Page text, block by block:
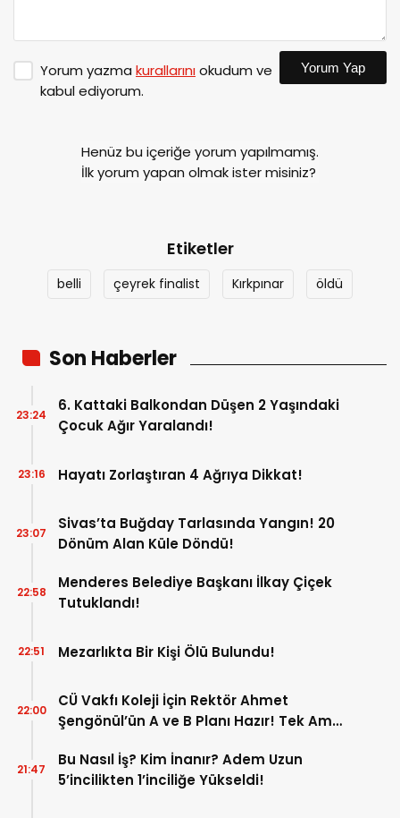
Yorum yazma kurallarınıokudum ve
kabul ediyorum.
Yorum Yap
Henüz bu içeriğe yorum yapılmamış.
İlk yorum yapan olmak ister misiniz?
Etiketler
belli çeyrek finalist Kırkpınar öldü
Son Haberler
6. Kattaki Balkondan Düşen 2 Yaşındaki
Çocuk Ağır Yaralandı!
23:24
Hayatı Zorlaştıran 4 Ağrıya Dikkat!
23:16
Sivas’ta Buğday Tarlasında Yangın! 20
Dönüm Alan Küle Döndü!
23:07
Menderes Belediye Başkanı İlkay Çiçek
Tutuklandı!
22:58
Mezarlıkta Bir Kişi Ölü Bulundu!
22:51
CÜ Vakfı Koleji İçin Rektör Ahmet
Şengönül’ün A ve B Planı Hazır! Tek Amaç
22:00
Bu Nasıl İş? Kim İnanır? Adem Uzun
5’incilikten 1’inciliğe Yükseldi!
21:47